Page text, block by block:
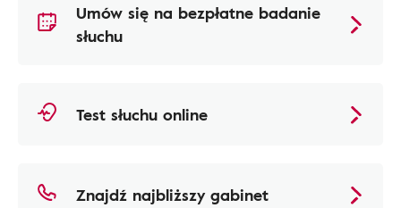
Umów się na bezpłatne badanie
słuchu
Test słuchu online
Znajdź najbliższy gabinet